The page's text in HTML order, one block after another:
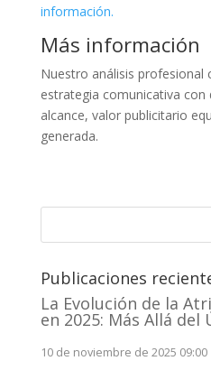
información.
Más información
Nuestro análisis profesional
estrategia comunicativa con
alcance, valor publicitario
generada.
Publicaciones
La Evolución de la
en 2025: Más Allá del
10 de noviembre de 2025 09:00